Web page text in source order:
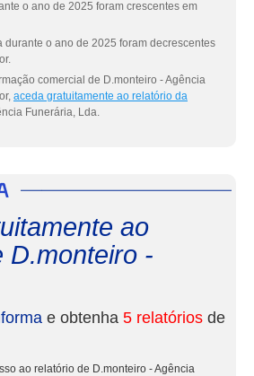
o ano de 2025 foram crescentes em
durante o ano de 2025 foram decrescentes
comercial de D.monteiro - Agência
aceda gratuitamente ao relatório da
Funerária, Lda.
ao
D.monteiro -
e obtenha 5 relatórios de
ao relatório de D.monteiro - Agência